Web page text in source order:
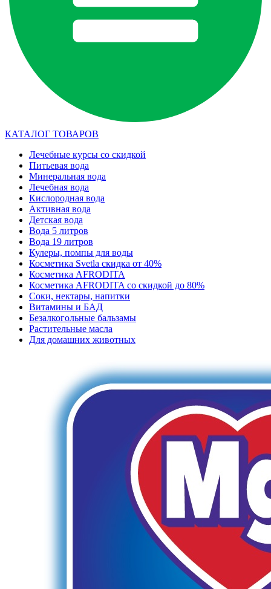
КАТАЛОГ ТОВАРОВ
Лечебные курсы со скидкой
Питьевая вода
Минеральная вода
Лечебная вода
Кислородная вода
Активная вода
Детская вода
Вода 5 литров
Вода 19 литров
Кулеры, помпы для воды
Косметика Svetla скидка от 40%
Косметика AFRODITA
Косметика AFRODITA со скидкой до 80%
Соки, нектары, напитки
Витамины и БАД
Безалкогольные бальзамы
Растительные масла
Для домашних животных